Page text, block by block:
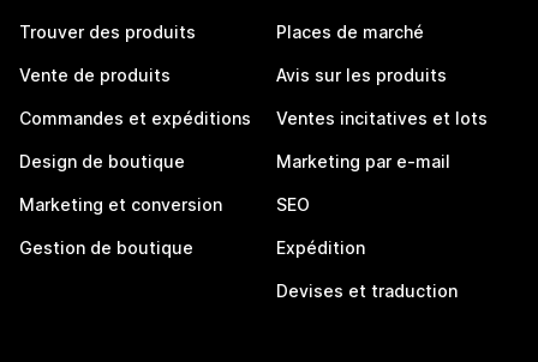
Trouver des produits
Vente de produits
Commandes et expéditions
Design de boutique
Marketing et conversion
Gestion de boutique
Places de marché
Avis sur les produits
Ventes incitatives et lots
Marketing par e-mail
SEO
Expédition
Devises et traduction